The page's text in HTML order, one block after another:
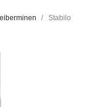
Stabilo